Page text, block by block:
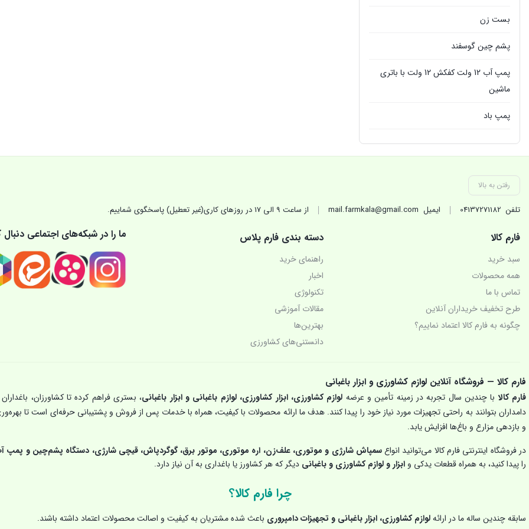
بست زن
پشم چین گوسفند
پمپ آب 12 ولت کفکش 12 ولت با باتری
ماشین
پمپ باد
پمپ سمپاش
پمپ گازوئیل کش
چراغ قوه پیشانی بند
چراغ قوه شارژی و چراغ پیشانی (هدلایت)
خرید و قیمت چراغ قوه شارژی
دیزل ژنراتور
زراعت
ساخت ایران
سمپاش زنبه ای
سمپاش موتوری
رفتن به بالا
تلفن 04137271182 ایمیل mail.farmkala@gmail.com از ساعت 9 الی 17 در روزهای کاری(غیر تعطیل) پاسخگوی شماییم.
فارم کالا
سبد خرید
همه محصولات
تماس با ما
طرح تخفیف خریداران آنلاین
چگونه به فارم کالا اعتماد نماییم؟
دسته بندی فارم پلاس
راهنمای خرید
اخبار
تکنولوژی‌
مقالات آموزشی
بهترین‌ها
دانستنی‌های کشاورزی
ما را در شبکه‌های اجتماعی دنبال
فارم کالا — فروشگاه آنلاین لوازم کشاورزی و ابزار باغبانی
فارم کالا با چندین سال تجربه در زمینه تأمین و عرضه لوازم کشاورزی، ابزار کشاورزی، لوازم باغبانی و ابزار باغبانی، بستری فراهم کرده تا کشاورزان،
دامداران بتوانند به راحتی تجهیزات مورد نیاز خود را پیدا کنند. هدف ما ارائه محصولات با کیفیت، همراه با خدمات پس از فروش و پشتیبانی حرفه‌ای است تا
و بازدهی مزارع و باغ‌ها افزایش یابد.
در فروشگاه اینترنتی فارم کالا می‌توانید انواعسمپاش شارژی و موتوری، علف‌زن، اره موتوری، موتور برق، گوگردپاش، قیچی شارژی، دستگاه پشم‌چین و پمپ
را پیدا کنید، به همراه قطعات یدکی و ابزار و لوازم کشاورزی و باغبانی دیگر که هر کشاورز یا باغداری به آن نیاز دارد.
چرا فارم کالا؟
سابقه چندین ساله ما در ارائهلوازم کشاورزی، ابزار باغبانی و تجهیزات دامپروری باعث شده مشتریان به کیفیت و اصالت محصولات اعتماد داشته باشند.